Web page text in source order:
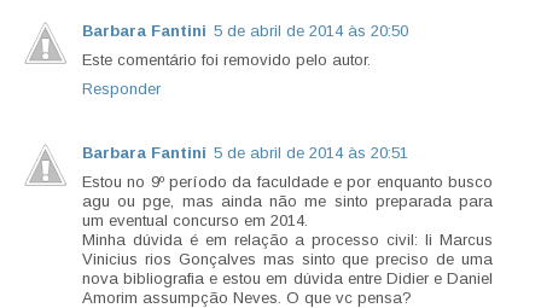
Barbara Fantini 5 de abril de 2014 às 20:50
Este comentário foi removido pelo autor.
Responder
Barbara Fantini 5 de abril de 2014 às 20:51
Estou no 9º período da faculdade e por enquanto busco
agu ou pge, mas ainda não me sinto preparada para
um eventual concurso em 2014.
Minha dúvida é em relação a processo civil: li Marcus
Vinicius rios Gonçalves mas sinto que preciso de uma
nova bibliografia e estou em dúvida entre Didier e Daniel
Amorim assumpção Neves. O que vc pensa?